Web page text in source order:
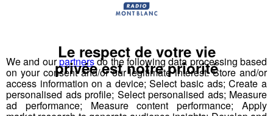
The North Faceest uneentreprise américaine
We and ourpartnersdo the following data processing based
on your consent and/or our legitimate interest: Store and/or
access information on a device; Select basic ads; Create a
personalised ads profile; Select personalised ads; Measure
ad performance; Measure content performance; Apply
Le respect de votre vie
privée est notre priorité